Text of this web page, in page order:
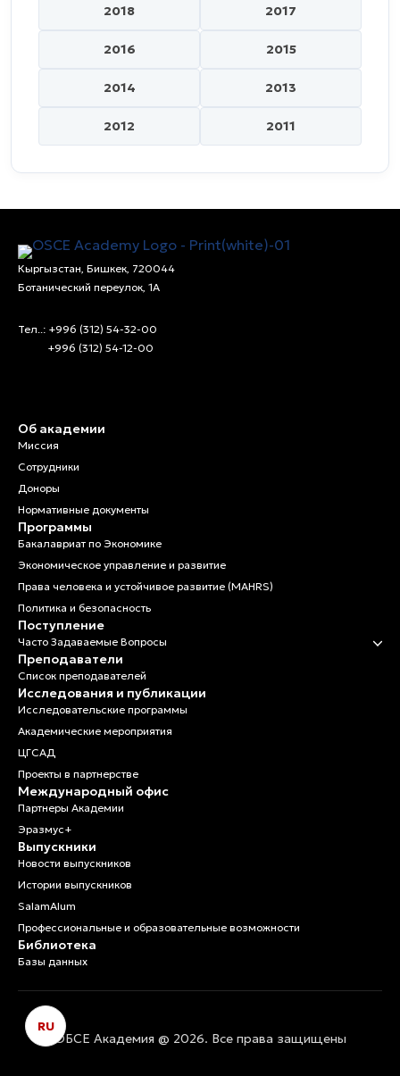
2018 2017
2016 2015
2014 2013
2012 2011
Кыргызстан, Бишкек, 720044
Ботанический переулок, 1А
Тел..: +996 (312) 54-32-00
+996 (312) 54-12-00
Об академии
Миссия
Сотрудники
Доноры
Нормативные документы
Программы
Бакалавриат по Экономике
Экономическое управление и развитие
Права человека и устойчивое развитие (MAHRS)
Политика и безопасность
Поступление
Часто Задаваемые Вопросы
Преподаватели
Список преподавателей
Исследования и публикации
Исследовательские программы
Академические мероприятия
ЦГСАД
Проекты в партнерстве
Международный офис
Партнеры Академии
Эразмус+
Выпускники
Новости выпускников
Истории выпускников
SalamAlum
Профессиональные и образовательные возможности
Библиотека
Базы данных
ОБСЕ Академия @ 2026. Все права защищены
RU